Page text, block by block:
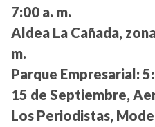
7:00 a. m.
Aldea La Cañada,
m.
Parque Empresarial:
15 de Septiembre,
Los Periodistas,